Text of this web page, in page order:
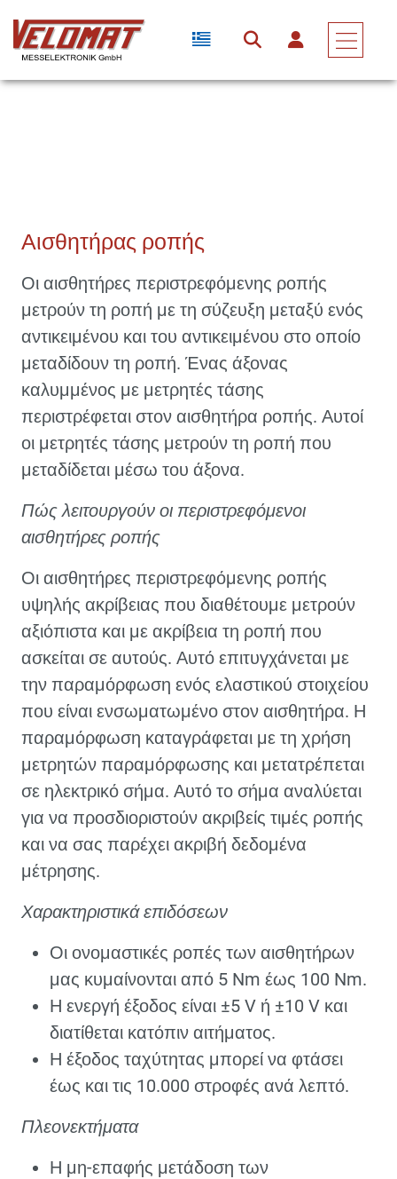
Αισθητήρας ροπής
Οι αισθητήρες περιστρεφόμενης ροπής
μετρούν τη ροπή με τη σύζευξη μεταξύ ενός
αντικειμένου και του αντικειμένου στο οποίο
μεταδίδουν τη ροπή. Ένας άξονας
καλυμμένος με μετρητές τάσης
περιστρέφεται στον αισθητήρα ροπής. Αυτοί
οι μετρητές τάσης μετρούν τη ροπή που
μεταδίδεται μέσω του άξονα.
Πώς λειτουργούν οι περιστρεφόμενοι
αισθητήρες ροπής
Οι αισθητήρες περιστρεφόμενης ροπής
υψηλής ακρίβειας που διαθέτουμε μετρούν
αξιόπιστα και με ακρίβεια τη ροπή που
ασκείται σε αυτούς. Αυτό επιτυγχάνεται με
την παραμόρφωση ενός ελαστικού στοιχείου
που είναι ενσωματωμένο στον αισθητήρα. Η
παραμόρφωση καταγράφεται με τη χρήση
μετρητών παραμόρφωσης και μετατρέπεται
σε ηλεκτρικό σήμα. Αυτό το σήμα αναλύεται
για να προσδιοριστούν ακριβείς τιμές ροπής
και να σας παρέχει ακριβή δεδομένα
μέτρησης.
Χαρακτηριστικά επιδόσεων
Οι ονομαστικές ροπές των αισθητήρων
μας κυμαίνονται από 5 Nm έως 100 Nm.
Η ενεργή έξοδος είναι ±5 V ή ±10 V και
διατίθεται κατόπιν αιτήματος.
Η έξοδος ταχύτητας μπορεί να φτάσει
έως και τις 10.000 στροφές ανά λεπτό.
Πλεονεκτήματα
Η μη-επαφής μετάδοση των